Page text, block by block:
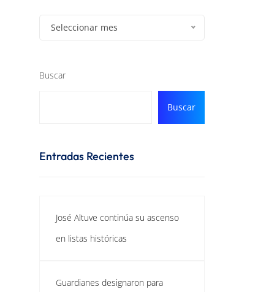
Seleccionar mes
Buscar
Buscar
Entradas Recientes
José Altuve continúa su ascenso
en listas históricas
Guardianes designaron para